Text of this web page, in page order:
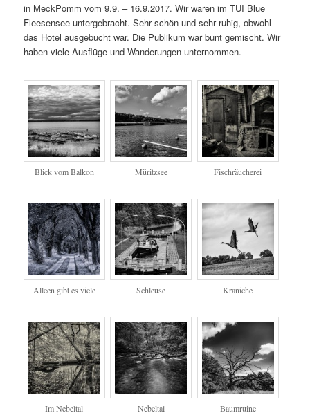
in MeckPomm vom 9.9. – 16.9.2017. Wir waren im TUI Blue
Fleesensee untergebracht. Sehr schön und sehr ruhig, obwohl
das Hotel ausgebucht war. Die Publikum war bunt gemischt. Wir
haben viele Ausflüge und Wanderungen unternommen.
Blick vom Balkon Müritzsee Fischräucherei
Alleen gibt es viele Schleuse Kraniche
Im Nebeltal Nebeltal Baumruine